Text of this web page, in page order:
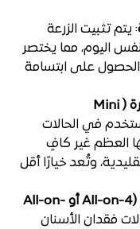
: يتم تثبيت الزرعة
اليوم، مما يختصر
على ابتسامة
الزرعات المصغرة (Mini
في الحالات
العظم غير كافٍ
وتُعد خيارًا أقل
الزرعات المائلة (All-on-4 أو All-on-
فقدان الأسنان